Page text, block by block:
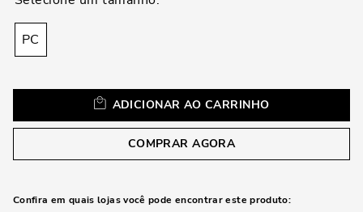
PC
ADICIONAR AO CARRINHO
COMPRAR AGORA
Confira em quais lojas você pode encontrar este produto: